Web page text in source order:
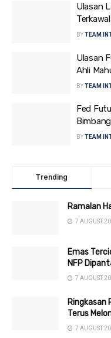
Ulasan
BYTEAM
Ulasan
Ahli
BYTEAM
Fed
BYTEAM
Trending
Ramalan
7 AUGUST
Emas
NFP
7 AUGUST
Ringkasan
Terus
7 AUGUST